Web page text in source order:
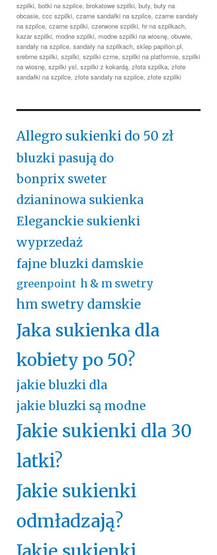
szpilki,botki na szpilce,brokatowe szpilki,buty,buty na
obcasie,ccc szpilki,czarne sandałki na szpilce,czarne sandały
na szpilce,czarne szpilki,czerwone szpilki, hr na szpilkach,
kazar szpilki, modne szpilki, modne szpilki na wiosnę,obuwie,
sandały na szpilce,sandały na szpilkach,sklep papilion.pl,
srebrne szpilki,szpilki,szpilki czrne,szpilki na platformie,szpilki
na wiosnę,szpilki ysl,szpilki z kokardą,złota szpilka,złote
sandałki na szpilce,złote sandały na szpilce,złote szpilki
Allegro sukienki do 50 zł
bluzki pasują do
bonprix sweter
dzianinowa sukienka
Eleganckie sukienki
wyprzedaż
fajne bluzki damskie
greenpoint h & m swetry
hm swetry damskie
Jaka sukienka dla
kobiety po 50?
jakie bluzki dla
jakie bluzki są modne
Jakie sukienki dla 30
latki?
Jakie sukienki
odmładzają?